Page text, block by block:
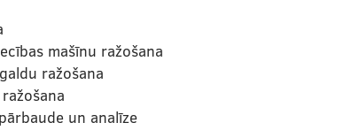
mašīnu ražošana
ražošana
un analīze